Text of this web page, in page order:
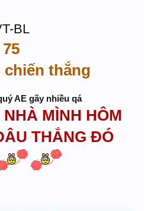
BL
75
chiến thắng
AE gãy nhiều qá
MÌNH HÔM
THẮNG ĐÓ